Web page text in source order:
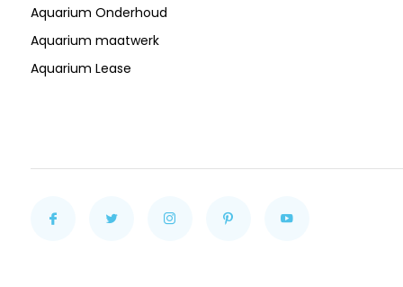
Aquarium Onderhoud
Aquarium maatwerk
Aquarium Lease